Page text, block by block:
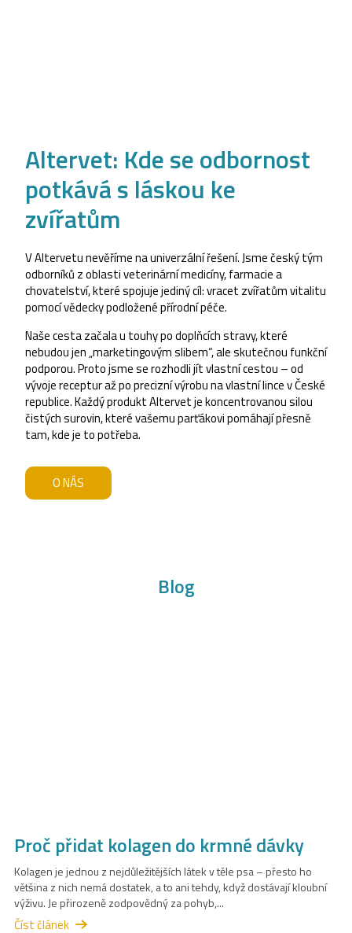
Altervet: Kde se odbornost
potkává s láskou ke
zvířatům
V Altervetu nevěříme na univerzální řešení. Jsme český tým
odborníků z oblasti veterinární medicíny, farmacie a
chovatelství, které spojuje jediný cíl: vracet zvířatům vitalitu
pomocí vědecky podložené přírodní péče.
Naše cesta začala u touhy po doplňcích stravy, které
nebudou jen „marketingovým slibem“, ale skutečnou funkční
podporou. Proto jsme se rozhodli jít vlastní cestou – od
vývoje receptur až po precizní výrobu na vlastní lince v České
republice. Každý produkt Altervet je koncentrovanou silou
čistých surovin, které vašemu parťákovi pomáhají přesně
tam, kde je to potřeba.
O NÁS
Proč přidat kolagen do krmné dávky
Kolagen je jednou z nejdůležitějších látek v těle psa – přesto ho
většina z nich nemá dostatek, a to ani tehdy, když dostávají kloubní
výživu. Je přirozeně zodpovědný za pohyb,...
Číst článek